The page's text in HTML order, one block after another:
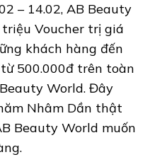
– 14.02, AB Beauty
Voucher trị giá
khách hàng đến
500.000đ trên toàn
World. Đây
Nhâm Dần thật
Beauty World muốn